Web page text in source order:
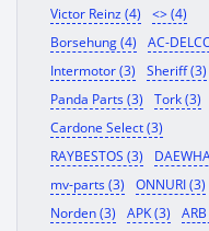
Victor Reinz (4)
<> (4)
Borsehung (4)
AC-
Intermotor (3)
Sheriff (3)
Panda Parts (3)
Tork (3)
Cardone Select (3)
RAYBESTOS (3)
mv-parts (3)
ONNURI (3)
Norden (3)
APK (3)